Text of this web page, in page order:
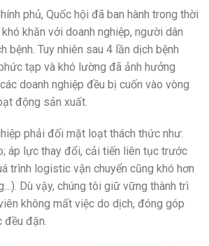
phủ, Quốc hội đã ban hành trong thời
khăn với doanh nghiệp, người dân
bệnh. Tuy nhiên sau 4 lần dịch bệnh
tạp và khó lường đã ảnh hưởng
doanh nghiệp đều bị cuốn vào vòng
động sản xuất.
phải đối mặt loạt thách thức như:
áp lực thay đổi, cải tiến liên tục trước
trình logistic vận chuyển cũng khó hơn
Dù vậy, chúng tôi giữ vững thành trì
không mất việc do dịch, đóng góp
đều đặn.